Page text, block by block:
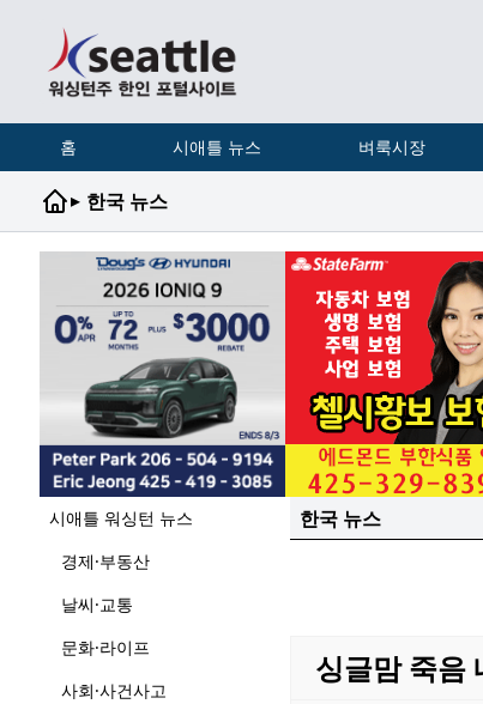
홈 시애틀 뉴스 벼룩시장
▸ 한국 뉴스
시애틀 워싱턴 뉴스
경제·부동산
날씨·교통
문화·라이프
사회·사건사고
한국 뉴스
싱글맘 죽음